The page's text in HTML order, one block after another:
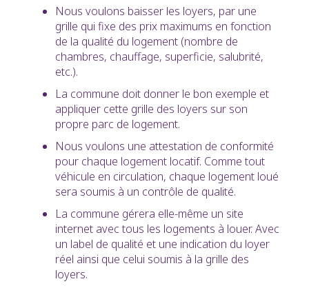
Nous voulons baisser les loyers, par une
grille qui fixe des prix maximums en fonction
de la qualité du logement (nombre de
chambres, chauffage, superficie, salubrité,
etc.).
La commune doit donner le bon exemple et
appliquer cette grille des loyers sur son
propre parc de logement.
Nous voulons une attestation de conformité
pour chaque logement locatif. Comme tout
véhicule en circulation, chaque logement loué
sera soumis à un contrôle de qualité.
La commune gérera elle-même un site
internet avec tous les logements à louer. Avec
un label de qualité et une indication du loyer
réel ainsi que celui soumis à la grille des
loyers.